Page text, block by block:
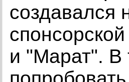
создавался
и "Марат". В